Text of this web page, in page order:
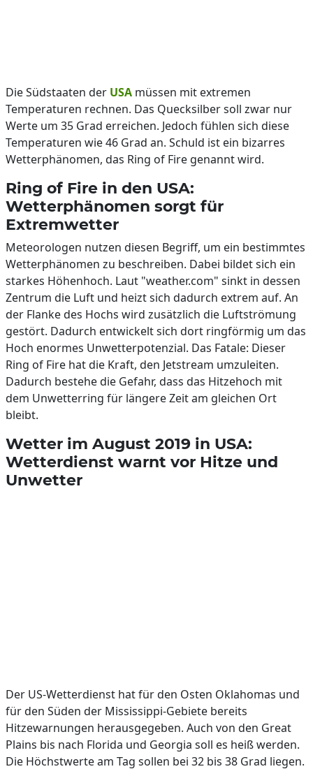
Die Südstaaten der USA müssen mit extremen
Temperaturen rechnen. Das Quecksilber soll zwar nur
Werte um 35 Grad erreichen. Jedoch fühlen sich diese
Temperaturen wie 46 Grad an. Schuld ist ein bizarres
Wetterphänomen, das Ring of Fire genannt wird.
Ring of Fire in den USA:
Wetterphänomen sorgt für
Extremwetter
Meteorologen nutzen diesen Begriff, um ein bestimmtes
Wetterphänomen zu beschreiben. Dabei bildet sich ein
starkes Höhenhoch. Laut "weather.com" sinkt in dessen
Zentrum die Luft und heizt sich dadurch extrem auf. An
der Flanke des Hochs wird zusätzlich die Luftströmung
gestört. Dadurch entwickelt sich dort ringförmig um das
Hoch enormes Unwetterpotenzial. Das Fatale: Dieser
Ring of Fire hat die Kraft, den Jetstream umzuleiten.
Dadurch bestehe die Gefahr, dass das Hitzehoch mit
dem Unwetterring für längere Zeit am gleichen Ort
bleibt.
Wetter im August 2019 in USA:
Wetterdienst warnt vor Hitze und
Unwetter
Der US-Wetterdienst hat für den Osten Oklahomas und
für den Süden der Mississippi-Gebiete bereits
Hitzewarnungen herausgegeben. Auch von den Great
Plains bis nach Florida und Georgia soll es heiß werden.
Die Höchstwerte am Tag sollen bei 32 bis 38 Grad liegen.